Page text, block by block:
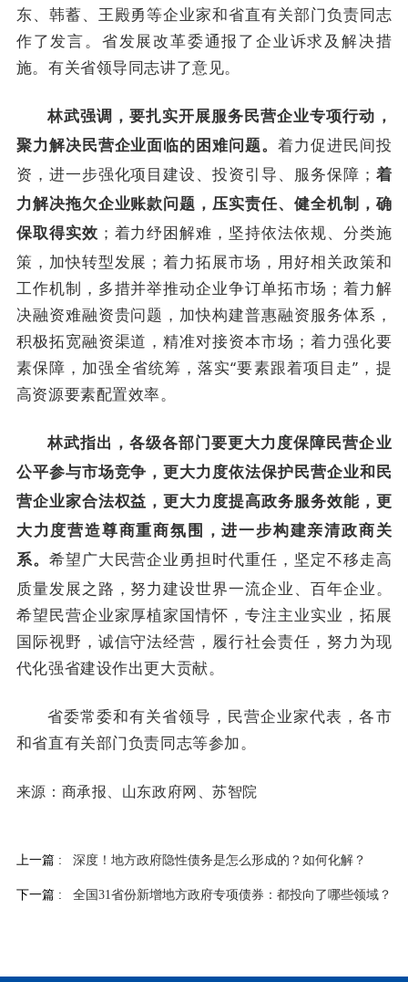
东、韩蓄、王殿勇等企业家和省直有关部门负责同志
作了发言。省发展改革委通报了企业诉求及解决措
施。有关省领导同志讲了意见。
林武强调，要扎实开展服务民营企业专项行动，
聚力解决民营企业面临的困难问题。 着力促进民间投
资，进一步强化项目建设、投资引导、服务保障； 着
力解决拖欠企业账款问题，压实责任、健全机制，确
保取得实效 ；着力纾困解难，坚持依法依规、分类施
策，加快转型发展；着力拓展市场，用好相关政策和
工作机制，多措并举推动企业争订单拓市场；着力解
决融资难融资贵问题，加快构建普惠融资服务体系，
积极拓宽融资渠道，精准对接资本市场；着力强化要
素保障，加强全省统筹，落实“要素跟着项目走”，提
高资源要素配置效率。
林武指出，各级各部门要更大力度保障民营企业
公平参与市场竞争，更大力度依法保护民营企业和民
营企业家合法权益，更大力度提高政务服务效能，更
大力度营造尊商重商氛围，进一步构建亲清政商关
系。 希望广大民营企业勇担时代重任，坚定不移走高
质量发展之路，努力建设世界一流企业、百年企业。
希望民营企业家厚植家国情怀，专注主业实业，拓展
国际视野，诚信守法经营，履行社会责任，努力为现
代化强省建设作出更大贡献。
省委常委和有关省领导，民营企业家代表，各市
和省直有关部门负责同志等参加。
来源：商承报、山东政府网、苏智院
上一篇 : 深度！地方政府隐性债务是怎么形成的？如何化解？
下一篇 : 全国31省份新增地方政府专项债券：都投向了哪些领域？